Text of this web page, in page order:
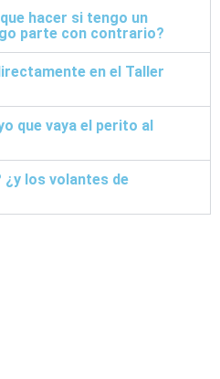
hacer si tengo un
parte con contrario?
en el Taller
que vaya el perito al
¿y los volantes de